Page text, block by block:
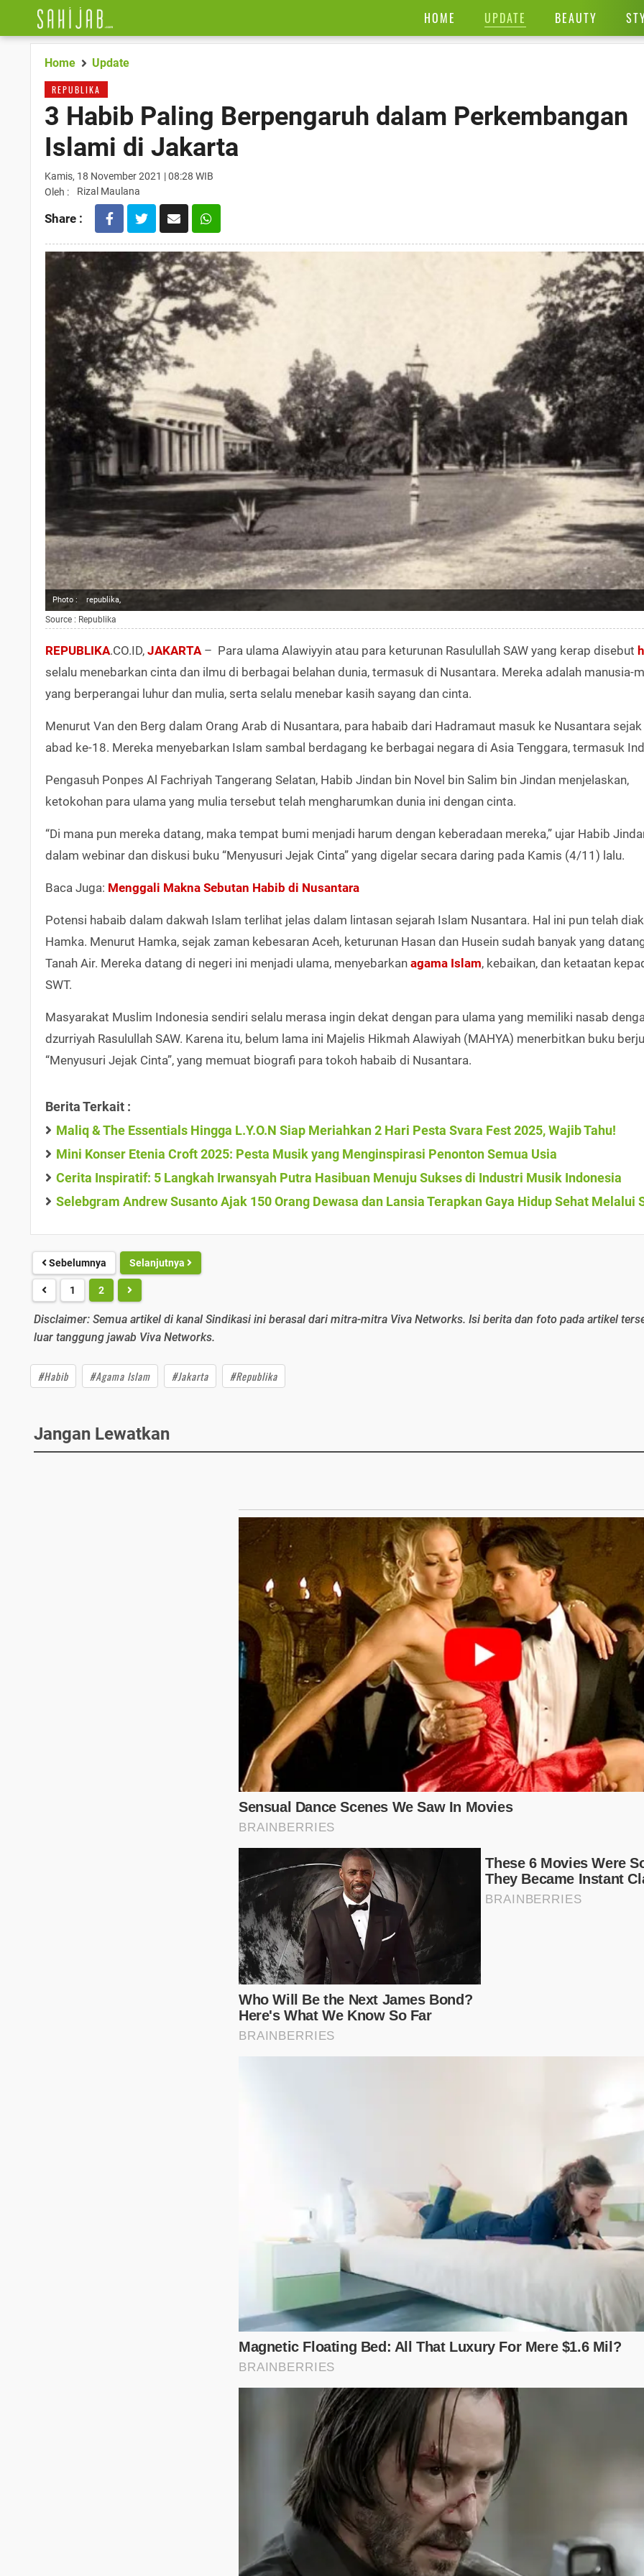
HOME UPDATE BEAUTY
Home Update
REPUBLIKA
3 Habib Paling Berpengaruh dalam Perkembangan
Islami di Jakarta
Kamis, 18 November 2021 | 08:28 WIB
Oleh :
Rizal Maulana
Share :
Photo : republika,
Source : Republika
REPUBLIKA.CO.ID, JAKARTA – Para ulama Alawiyyin atau para keturunan Rasulullah SAW yang kerap disebut
selalu menebarkan cinta dan ilmu di berbagai belahan dunia, termasuk di Nusantara. Mereka adalah manusia-
yang berperangai luhur dan mulia, serta selalu menebar kasih sayang dan cinta.
Menurut Van den Berg dalam Orang Arab di Nusantara, para habaib dari Hadramaut masuk ke Nusantara
abad ke-18. Mereka menyebarkan Islam sambal berdagang ke berbagai negara di Asia Tenggara, termasuk
Pengasuh Ponpes Al Fachriyah Tangerang Selatan, Habib Jindan bin Novel bin Salim bin Jindan menjelaskan,
ketokohan para ulama yang mulia tersebut telah mengharumkan dunia ini dengan cinta.
“Di mana pun mereka datang, maka tempat bumi menjadi harum dengan keberadaan mereka,” ujar Habib
dalam webinar dan diskusi buku “Menyusuri Jejak Cinta” yang digelar secara daring pada Kamis (4/11) lalu.
Baca Juga: Menggali Makna Sebutan Habib di Nusantara
Potensi habaib dalam dakwah Islam terlihat jelas dalam lintasan sejarah Islam Nusantara. Hal ini pun telah
Hamka. Menurut Hamka, sejak zaman kebesaran Aceh, keturunan Hasan dan Husein sudah banyak yang
Tanah Air. Mereka datang di negeri ini menjadi ulama, menyebarkan agama Islam, kebaikan, dan ketaatan
SWT.
Masyarakat Muslim Indonesia sendiri selalu merasa ingin dekat dengan para ulama yang memiliki nasab
dzurriyah Rasulullah SAW. Karena itu, belum lama ini Majelis Hikmah Alawiyah (MAHYA) menerbitkan buku
“Menyusuri Jejak Cinta”, yang memuat biografi para tokoh habaib di Nusantara.
Berita Terkait :
Maliq & The Essentials Hingga L.Y.O.N Siap Meriahkan 2 Hari Pesta Svara Fest 2025, Wajib Tahu!
Mini Konser Etenia Croft 2025: Pesta Musik yang Menginspirasi Penonton Semua Usia
Cerita Inspiratif: 5 Langkah Irwansyah Putra Hasibuan Menuju Sukses di Industri Musik Indonesia
Selebgram Andrew Susanto Ajak 150 Orang Dewasa dan Lansia Terapkan Gaya Hidup Sehat Melalui
Sebelumnya Selanjutnya
1 2
Disclaimer: Semua artikel di kanal Sindikasi ini berasal dari mitra-mitra Viva Networks. Isi berita dan foto pada artikel
luar tanggung jawab Viva Networks.
#Habib #Agama Islam #Jakarta #Republika
Jangan Lewatkan